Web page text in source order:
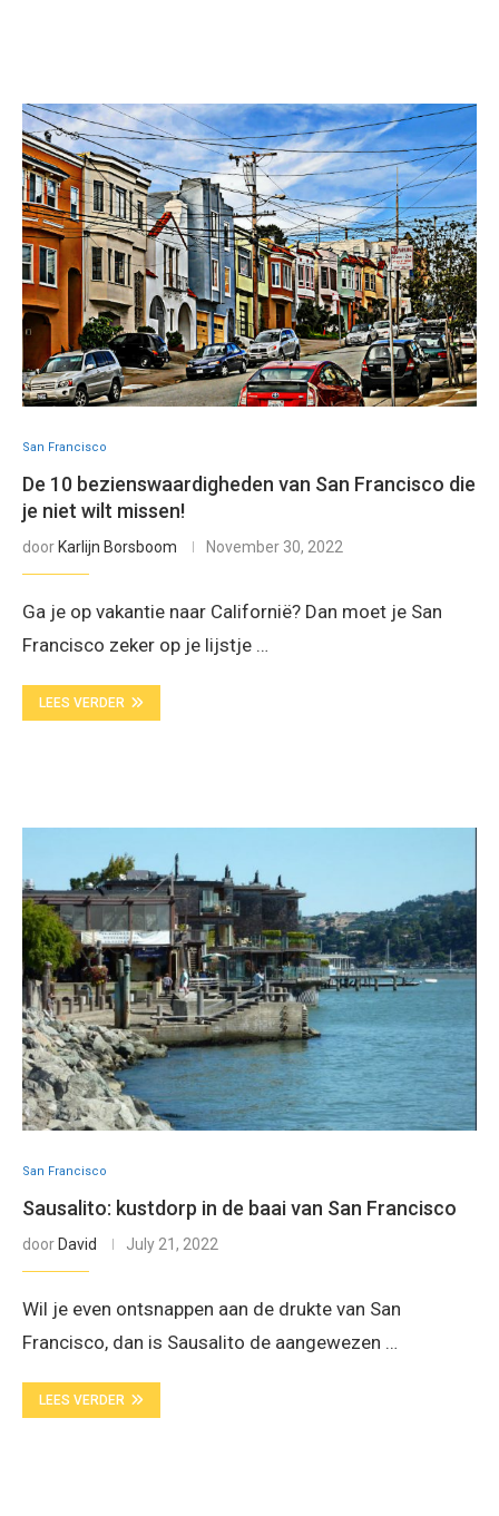
San Francisco
De 10 bezienswaardigheden van San Francisco die
je niet wilt missen!
door Karlijn Borsboom November 30, 2022
Ga je op vakantie naar Californië? Dan moet je San
Francisco zeker op je lijstje …
LEES VERDER
San Francisco
Sausalito: kustdorp in de baai van San Francisco
door David July 21, 2022
Wil je even ontsnappen aan de drukte van San
Francisco, dan is Sausalito de aangewezen …
LEES VERDER